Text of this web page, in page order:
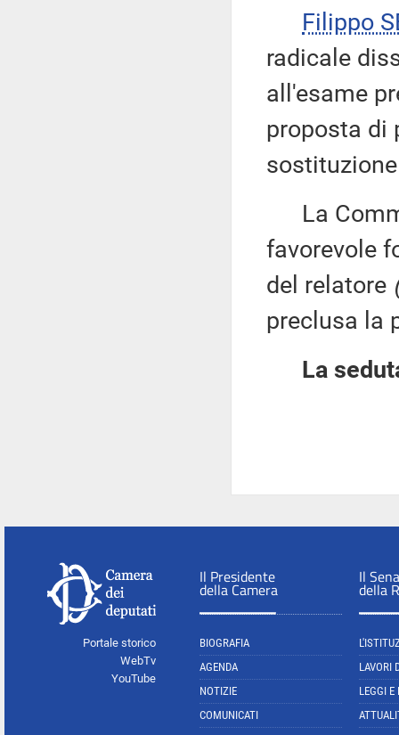
Filippo
radicale
all'esame
proposta di
La
favorevole
del relatore
preclusa la
La
Portale storico
WebTv
YouTube
Il Presidente
della Camera
BIOGRAFIA
AGENDA
NOTIZIE
COMUNICATI
Il
della
LAVORI
LEGGI E